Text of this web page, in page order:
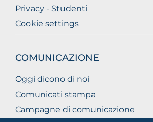
Privacy - Studenti
Cookie settings
COMUNICAZIONE
Oggi dicono di noi
Comunicati stampa
Campagne di comunicazione